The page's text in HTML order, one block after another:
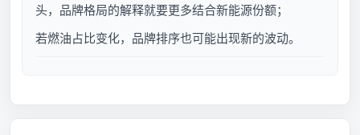
头，品牌格局的解释就要更多结合新能源份额；
若燃油占比变化，品牌排序也可能出现新的波动。